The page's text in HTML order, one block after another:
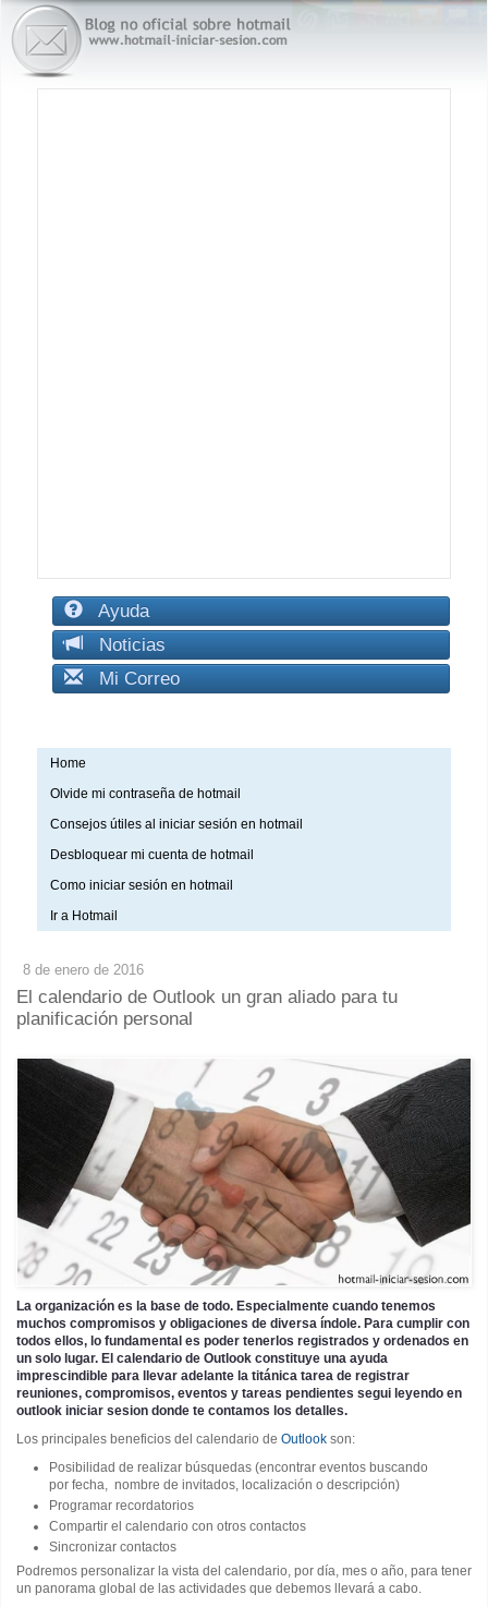
Ayuda
Noticias
Mi Correo
Home
Olvide mi contraseña de hotmail
Consejos útiles al iniciar sesión en hotmail
Desbloquear mi cuenta de hotmail
Como iniciar sesión en hotmail
Ir a Hotmail
8 de enero de 2016
El calendario de Outlook un gran aliado para tu
planificación personal
La organización es la base de todo. Especialmente cuando tenemos
muchos compromisos y obligaciones de diversa índole. Para cumplir con
todos ellos, lo fundamental es poder tenerlos registrados y ordenados en
un solo lugar. El calendario de Outlook constituye una ayuda
imprescindible para llevar adelante la titánica tarea de registrar
reuniones, compromisos, eventos y tareas pendientes segui leyendo en
outlook iniciar sesion donde te contamos los detalles.
Los principales beneficios del calendario de Outlook son:
Posibilidad de realizar búsquedas (encontrar eventos buscando
por fecha, nombre de invitados, localización o descripción)
Programar recordatorios
Compartir el calendario con otros contactos
Sincronizar contactos
Podremos personalizar la vista del calendario, por día, mes o año, para tener
un panorama global de las actividades que debemos llevará a cabo.